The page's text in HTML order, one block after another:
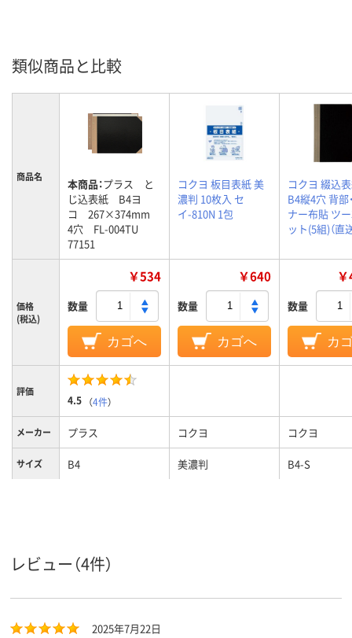
類似商品と比較
商品名 本商品：プラス と
じ込表紙 B4ヨ
コ 267×374mm
4穴 FL-004TU
77151
コクヨ 板目表紙 美
濃判 10枚入 セ
イ-810N 1包
コクヨ 綴込
B4縦4穴 背部
ナー布貼 ツ
ット(5組)（直
価格
(税込)
￥534
数量
カゴへ
￥640
数量
カゴへ
数量
カ
評価
4.5 （4件）
メーカー プラス コクヨ コクヨ
サイズ B4 美濃判 B4-S
レビュー（4件）
2025年7月22日